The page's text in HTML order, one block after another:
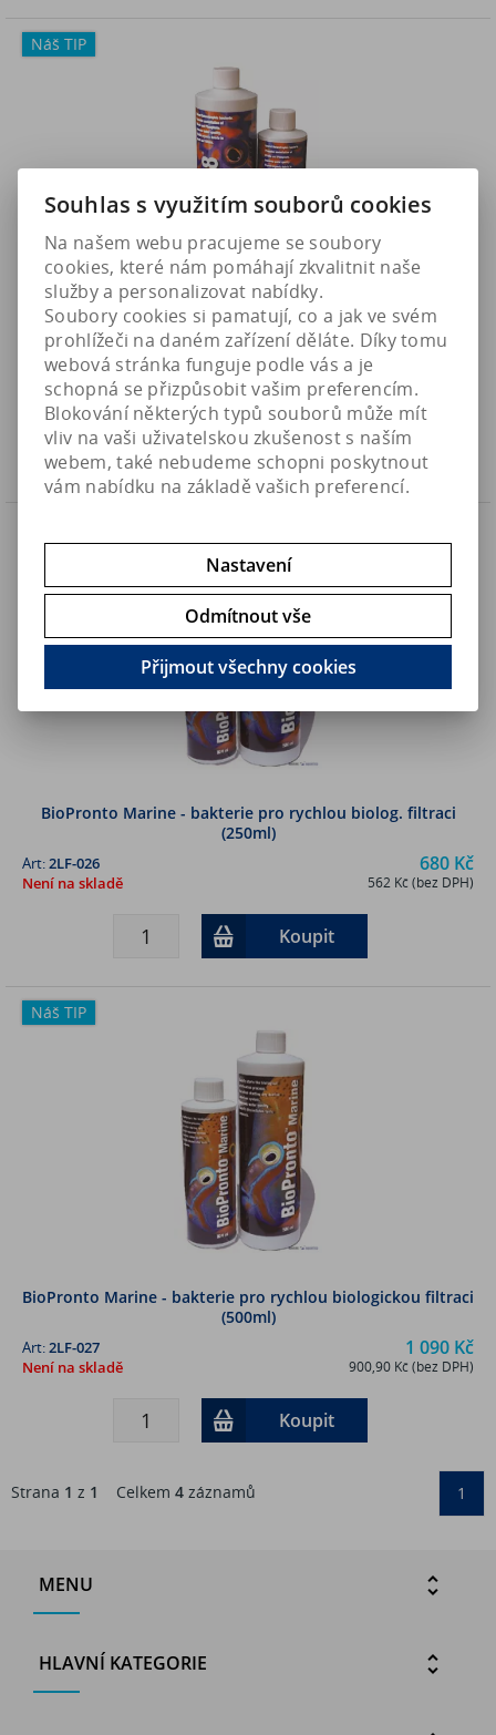
Náš TIP
Bactiv8 NPX - bakterie pro biologickou rovnováhu (500ml)
512,40 Kč (bez DPH)
2LF-025
Není na skladě
Koupit
BioPronto Marine - bakterie pro rychlou biolog. filtraci
(250ml)
680 Kč
562 Kč (bez DPH)
Art:2LF-026
Není na skladě
Koupit
Náš TIP
BioPronto Marine - bakterie pro rychlou biologickou filtraci
(500ml)
1 090 Kč
900,90 Kč (bez DPH)
Art:2LF-027
Není na skladě
Koupit
Strana 1 z 1 Celkem 4 záznamů 1
MENU
HLAVNÍ KATEGORIE
Souhlas s využitím souborů cookies
Na našem webu pracujeme se soubory
cookies, které nám pomáhají zkvalitnit naše
služby a personalizovat nabídky.
Soubory cookies si pamatují, co a jak ve svém
prohlížeči na daném zařízení děláte. Díky tomu
webová stránka funguje podle vás a je
schopná se přizpůsobit vašim preferencím.
Blokování některých typů souborů může mít
vliv na vaši uživatelskou zkušenost s naším
webem, také nebudeme schopni poskytnout
vám nabídku na základě vašich preferencí.
Nastavení
Odmítnout vše
Přijmout všechny cookies